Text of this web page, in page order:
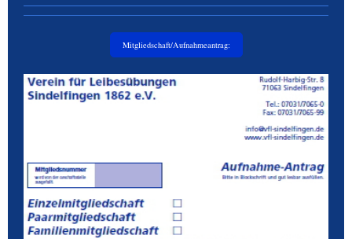
Mitgliedschaft/Aufnahmeantrag: